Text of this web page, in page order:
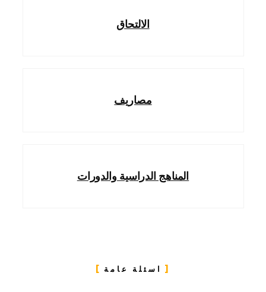
الالتحاق
مصاريف
المناهج الدراسية والدورات
اسئلة عامة